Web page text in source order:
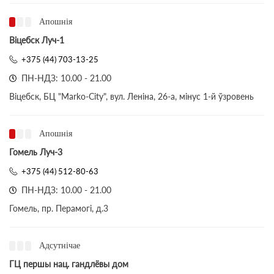
Апошнія
Віцебск Луч-1
+375 (44) 703-13-25
ПН-НДЗ: 10.00 - 21.00
Віцебск, БЦ "Marko-City", вул. Леніна, 26-а, мінус 1-й ўзровень
Апошнія
Гомель Луч-3
+375 (44) 512-80-63
ПН-НДЗ: 10.00 - 21.00
Гомель, пр. Перамогі, д.3
Адсутнічае
ГЦ першы нац. гандлёвы дом